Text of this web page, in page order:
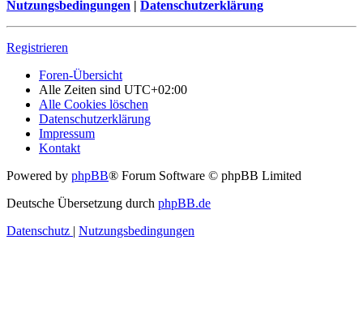
Nutzungsbedingungen | Datenschutzerklärung
Registrieren
Foren-Übersicht
Alle Zeiten sind UTC+02:00
Alle Cookies löschen
Datenschutzerklärung
Impressum
Kontakt
Powered by phpBB® Forum Software © phpBB Limited
Deutsche Übersetzung durch phpBB.de
Datenschutz | Nutzungsbedingungen